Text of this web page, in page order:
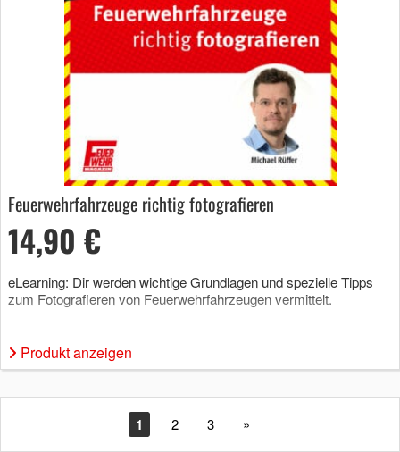
Feuerwehrfahrzeuge richtig fotografieren
14,90 €
eLearning: Dir werden wichtige Grundlagen und spezielle Tipps
zum Fotografieren von Feuerwehrfahrzeugen vermittelt.
Produkt anzeigen
1 2 3 »